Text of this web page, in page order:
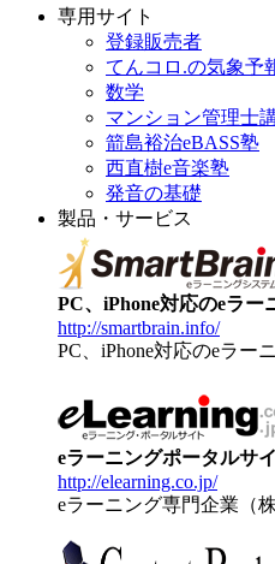
専用サイト
登録販売者
てんコロ.の気象予
数学
マンション管理士
箭島裕治eBASS塾
西直樹e音楽塾
発音の基礎
製品・サービス
PC、iPhone対応のeラー
http://smartbrain.info/
PC、iPhone対応のeラー
eラーニングポータルサ
http://elearning.co.jp/
eラーニング専門企業（